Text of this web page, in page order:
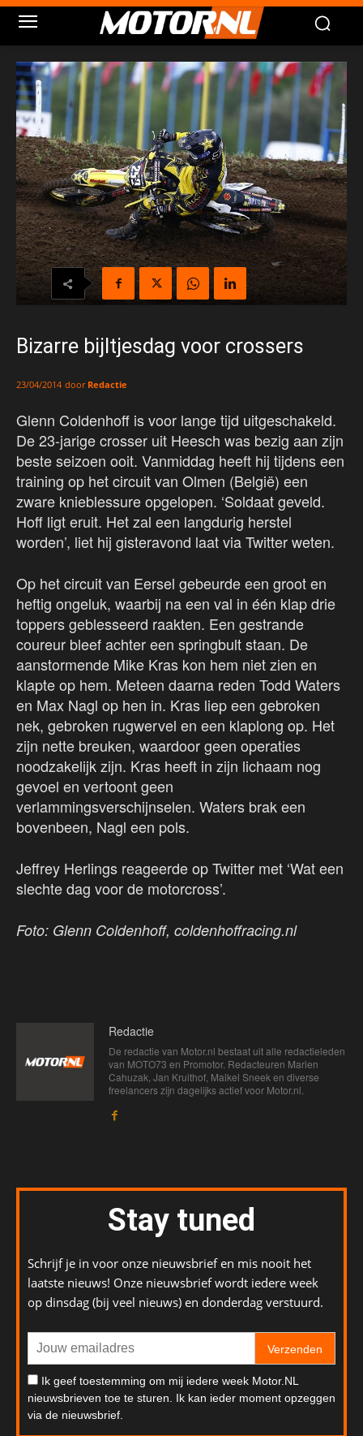
Bizarre bijltjesdag voor crossers
23/04/2014 door Redactie
Glenn Coldenhoff is voor lange tijd uitgeschakeld.
De 23-jarige crosser uit Heesch was bezig aan zijn
beste seizoen ooit. Vanmiddag heeft hij tijdens een
training op het circuit van Olmen (België) een
zware knieblessure opgelopen. ‘Soldaat geveld.
Hoff ligt eruit. Het zal een langdurig herstel
worden’, liet hij gisteravond laat via Twitter weten.
Op het circuit van Eersel gebeurde een groot en
heftig ongeluk, waarbij na een val in één klap drie
toppers geblesseerd raakten. Een gestrande
coureur bleef achter een springbult staan. De
aanstormende Mike Kras kon hem niet zien en
klapte op hem. Meteen daarna reden Todd Waters
en Max Nagl op hen in. Kras liep een gebroken
nek, gebroken rugwervel en een klaplong op. Het
zijn nette breuken, waardoor geen operaties
noodzakelijk zijn. Kras heeft in zijn lichaam nog
gevoel en vertoont geen
verlammingsverschijnselen. Waters brak een
bovenbeen, Nagl een pols.
Jeffrey Herlings reageerde op Twitter met ‘Wat een
slechte dag voor de motorcross’.
Foto: Glenn Coldenhoff, coldenhoffracing.nl
Redactie
De redactie van Motor.nl bestaat uit alle redactieleden
van MOTO73 en Promotor. Redacteuren Marien
Cahuzak, Jan Kruithof, Maikel Sneek en diverse
freelancers zijn dagelijks actief voor Motor.nl.
Stay tuned
Schrijf je in voor onze nieuwsbrief en mis nooit het
laatste nieuws! Onze nieuwsbrief wordt iedere week
op dinsdag (bij veel nieuws) en donderdag verstuurd.
Verzenden
Ik geef toestemming om mij iedere week Motor.NL
nieuwsbrieven toe te sturen. Ik kan ieder moment opzeggen
via de nieuwsbrief.